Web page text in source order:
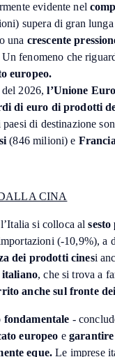
evidente nel
supera di gran
una crescente
Un fenomeno che
europeo.
del 2026,l’Unione
di euro di prodotti
di destinazione
(846 milioni) e Francia
CINA
si colloca al
(-10,9%), a
dei prodotti cinesi
italiano, che si trova a
anche sul fronte
-
europeo e
eque.Le imprese